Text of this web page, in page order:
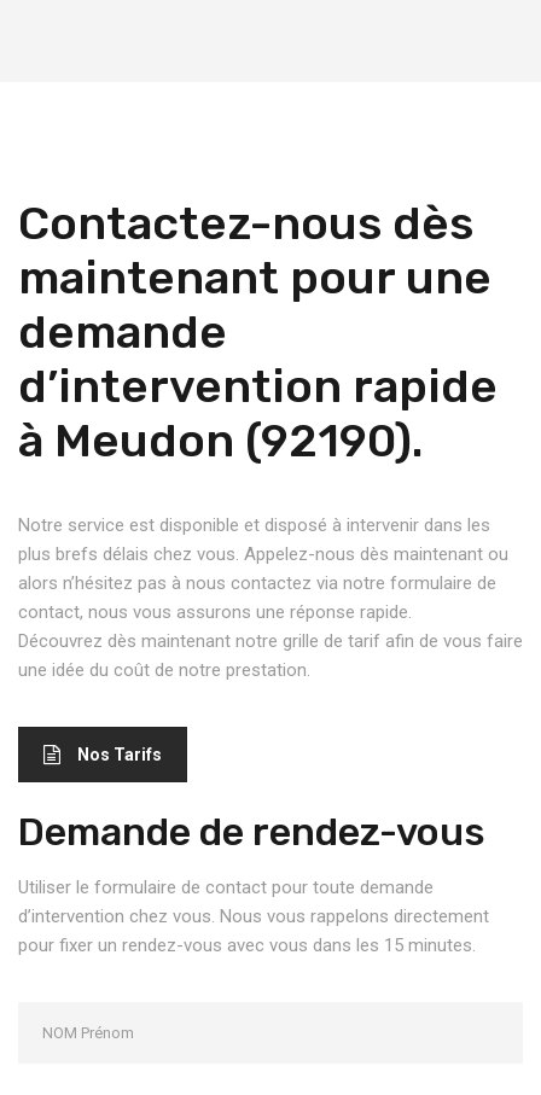
Contactez-nous dès
maintenant pour une
demande
d’intervention rapide
à Meudon (92190).
Notre service est disponible et disposé à intervenir dans les
plus brefs délais chez vous. Appelez-nous dès maintenant ou
alors n’hésitez pas à nous contactez via notre formulaire de
contact, nous vous assurons une réponse rapide.
Découvrez dès maintenant notre grille de tarif afin de vous faire
une idée du coût de notre prestation.
Nos Tarifs
Demande de rendez-vous
Utiliser le formulaire de contact pour toute demande
d’intervention chez vous. Nous vous rappelons directement
pour fixer un rendez-vous avec vous dans les 15 minutes.